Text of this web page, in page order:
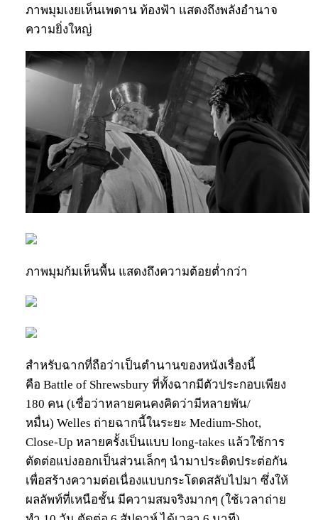
ภาพมุมเงยเห็นเพดาน ท้องฟ้า แสดงถึงพลังอำนาจ
ความยิ่งใหญ่
ภาพมุมก้มเห็นพื้น แสดงถึงความต้อยต่ำกว่า
สำหรับฉากที่ถือว่าเป็นตำนานของหนังเรื่องนี้
คือ Battle of Shrewsbury ที่ทั้งฉากมีตัวประกอบเพียง
180 คน (เชื่อว่าหลายคนคงคิดว่ามีหลายพัน/
หมื่น) Welles ถ่ายฉากนี้ในระยะ Medium-Shot,
Close-Up หลายครั้งเป็นแบบ long-takes แล้วใช้การ
ตัดต่อแบ่งออกเป็นส่วนเล็กๆ นำมาประติดประต่อกัน
เพื่อสร้างความต่อเนื่องแบบกระโดดสลับไปมา ซึ่งให้
ผลลัพท์ที่เหนือชั้น มีความสมจริงมากๆ (ใช้เวลาถ่าย